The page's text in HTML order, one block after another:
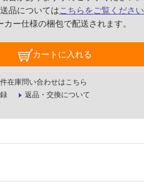
品についてはこちらをご覧ください
ー仕様の梱包で配送されます。
カートに入れる
在庫問い合わせはこちら
返品・交換について